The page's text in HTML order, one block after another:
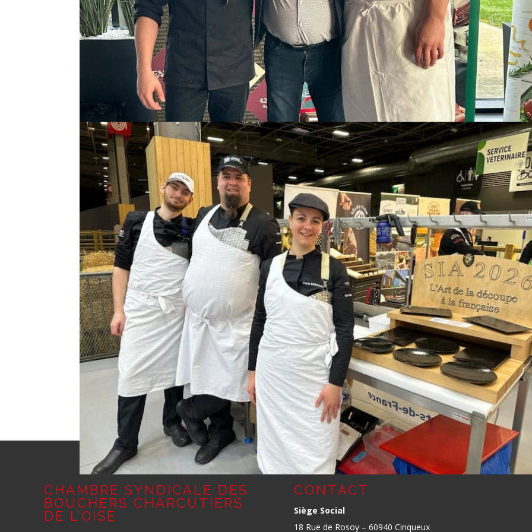
FRANCE” – SÉLECTIONS RÉGIONALES HAUTS-DE-FRANCE
parartisbouchoise |Mar 15, 2026
Concours “Un des Meilleurs Apprentis Bouchers de France” – Sélections régionales Hauts-de-France Le Lundi 9 Mars
au CFA d’Arras, les apprentis bouchers de la région se sont affrontés lors de 5 heures d’épreuves techniques intenses,
démontrant leur savoir-faire,...
LE GRAND RETOUR DU CONCOURS INTER-RÉGIONAL DE
BOUCHERIE-ÉTAL 2026 SUR LE SALON INTERNATIONAL DE
L’AGRICULTURE POUR SA 7E ÉDITION
parartisbouchoise|Fév 15, 2026
Le grand retour du concours inter-régional de boucherie-étal 2026 sur le Salon International de l’Agriculture pour sa
édition Lundi 23 février 2026 à 9h00, l’effervescence était déjà palpable au cœur du Salon de l’Agriculture 2026. C’est
ce cadre...
« Entrées précédentes Entrées
CHAMBRE SYNDICALE DES
BOUCHERS CHARCUTIERS
DE L’OISE
CONTACT
Siège Social
18 Rue de Rosoy – 60940 Cinqueux